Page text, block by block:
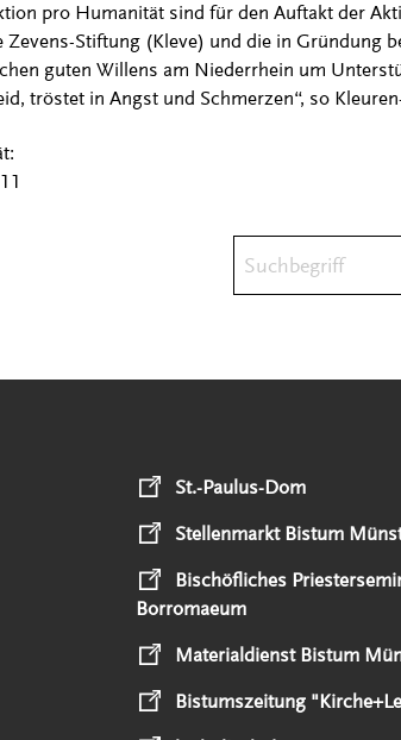
pro Humanität sind für den Auftakt der
Zevens-Stiftung (Kleve) und die in Gründung
guten Willens am Niederrhein um
tröstet in Angst und Schmerzen“, so
St.-Paulus-Dom
Stellenmarkt Bistum
Bischöfliches
Borromaeum
Materialdienst Bistum
Bistumszeitung